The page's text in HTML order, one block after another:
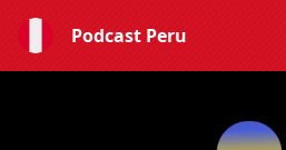
Podcast Peru